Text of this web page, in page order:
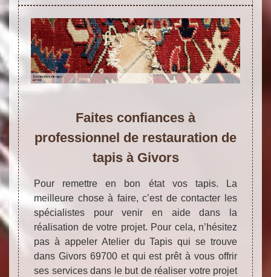
Faites confiances à
professionnel de restauration de
tapis à Givors
Pour remettre en bon état vos tapis. La
meilleure chose à faire, c’est de contacter les
spécialistes pour venir en aide dans la
réalisation de votre projet. Pour cela, n’hésitez
pas à appeler Atelier du Tapis qui se trouve
dans Givors 69700 et qui est prêt à vous offrir
ses services dans le but de réaliser votre projet